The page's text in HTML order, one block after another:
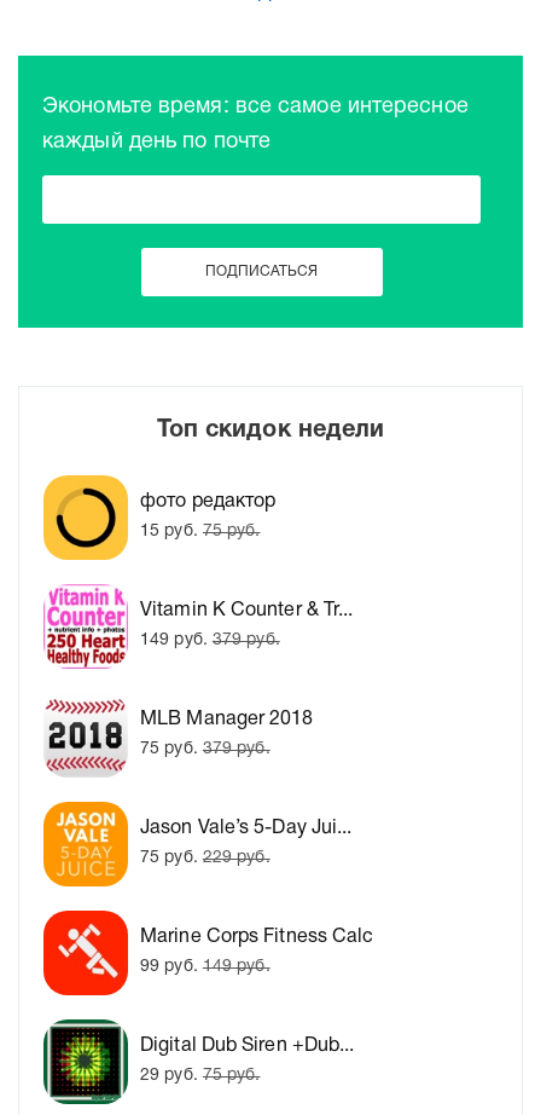
Экономьте время: все самое интересное
каждый день по почте
Топ скидок недели
фото редактор
15 руб. 75 руб.
Vitamin K Counter & Tr...
149 руб. 379 руб.
MLB Manager 2018
75 руб. 379 руб.
Jason Vale’s 5-Day Jui...
75 руб. 229 руб.
Marine Corps Fitness Calc
99 руб. 149 руб.
Digital Dub Siren +Dub...
29 руб. 75 руб.